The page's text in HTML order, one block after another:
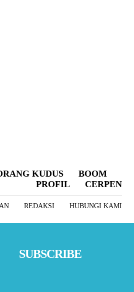
KUDUS
BOOM
PROFIL
CERPEN
REDAKSI HUBUNGI KAMI
SUBSCRIBE